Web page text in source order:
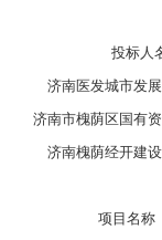
投标人
济南医发城市发
济南市槐荫区国有
济南槐荫经开建
项目名称